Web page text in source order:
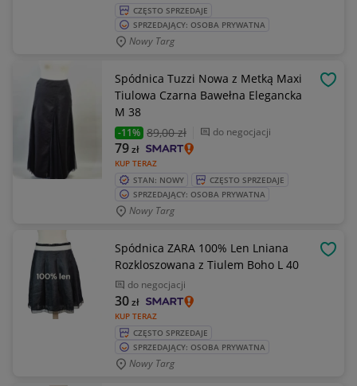
CZĘSTO SPRZEDAJE
SPRZEDAJĄCY: OSOBA PRYWATNA
Nowy Targ
Spódnica Tuzzi Nowa z Metką Maxi
Tiulowa Czarna Bawełna Elegancka
M 38
-11% 89,00 zł do negocjacji
KUP TERAZ
79zł
STAN: NOWY
CZĘSTO SPRZEDAJE
SPRZEDAJĄCY: OSOBA PRYWATNA
Nowy Targ
Spódnica ZARA 100% Len Lniana
Rozkloszowana z Tiulem Boho L 40
do negocjacji
KUP TERAZ
30zł
CZĘSTO SPRZEDAJE
SPRZEDAJĄCY: OSOBA PRYWATNA
Nowy Targ